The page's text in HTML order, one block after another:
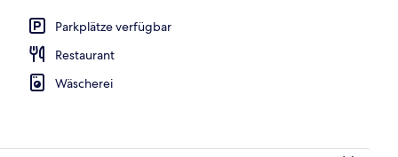
Parkplätze verfügbar
Restaurant
Wäscherei